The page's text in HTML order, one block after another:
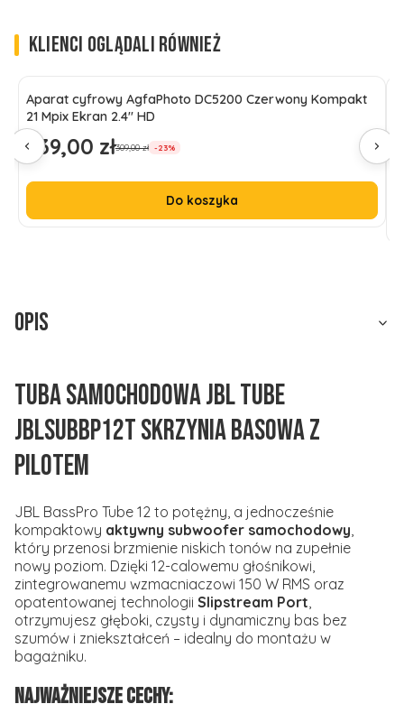
KLIENCI OGLĄDALI RÓWNIEŻ
Aparat cyfrowy AgfaPhoto DC5200 Czerwony Kompakt
21 Mpix Ekran 2.4" HD
Cena promocyjna
239,00 zł309,00 zł -23%
Do koszyka
Opis
Tuba samochodowa JBL Tube
JBLSUBBP12T skrzynia basowa z
pilotem
JBL BassPro Tube 12 to potężny, a jednocześnie
kompaktowy aktywny subwoofer samochodowy,
który przenosi brzmienie niskich tonów na zupełnie
nowy poziom. Dzięki 12-calowemu głośnikowi,
zintegrowanemu wzmacniaczowi 150 W RMS oraz
opatentowanej technologii Slipstream Port,
otrzymujesz głęboki, czysty i dynamiczny bas bez
szumów i zniekształceń – idealny do montażu w
bagażniku.
Najważniejsze cechy: